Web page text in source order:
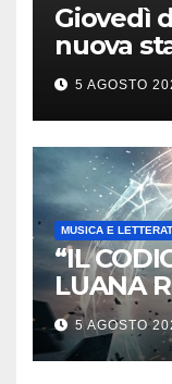
Giovedì
nuova
maggio
5 AGOSTO
MUSICA E
“IL
LUANA
5 AGOSTO